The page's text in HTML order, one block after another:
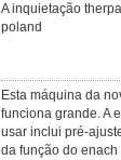
A inquietação
poland
Esta máquina da
funciona grande. A
usar inclui pré-
da função do